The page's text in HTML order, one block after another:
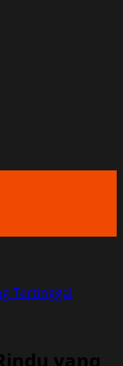
Tertinggal
yang